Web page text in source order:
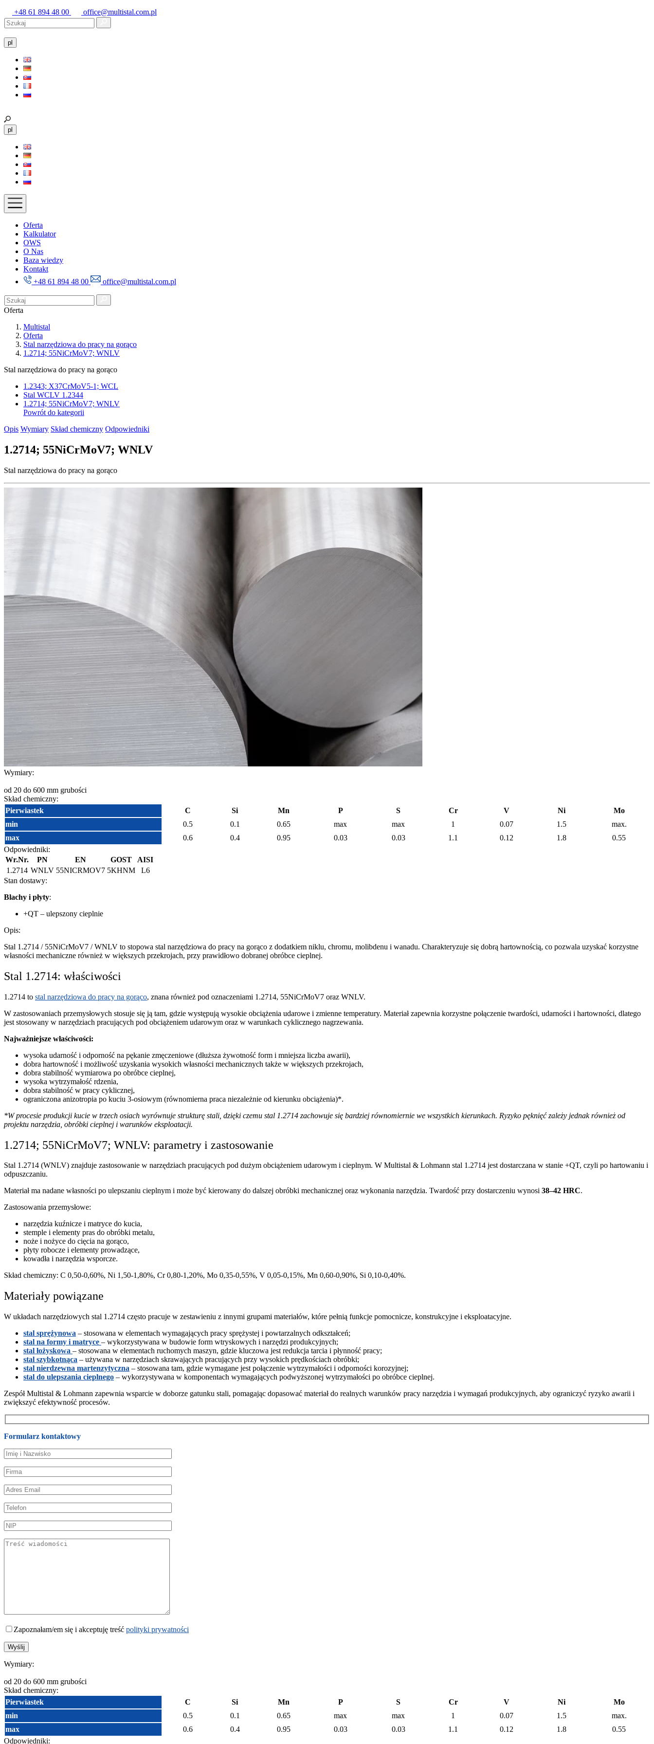
+48 61 894 48 00 office@multistal.com.pl
pl
pl
Oferta
Kalkulator
OWS
O Nas
Baza wiedzy
Kontakt
+48 61 894 48 00
office@multistal.com.pl
Oferta
Multistal
Oferta
Stal narzędziowa do pracy na gorąco
1.2714; 55NiCrMoV7; WNLV
Stal narzędziowa do pracy na gorąco
1.2343; X37CrMoV5-1; WCL
Stal WCLV 1.2344
1.2714; 55NiCrMoV7; WNLV
Powrót do kategorii
Opis Wymiary Skład chemiczny Odpowiedniki
1.2714; 55NiCrMoV7; WNLV
Stal narzędziowa do pracy na gorąco
Wymiary:
od 20 do 600 mm grubości
Skład chemiczny:
Pierwiastek
C Si Mn P S Cr V Ni
Mo
min
0.5 0.1 0.65 max max 1 0.07 1.5
max.
max
0.6 0.4 0.95 0.03 0.03 1.1 0.12 1.8
0.55
Odpowiedniki:
Wr.Nr.
PN EN GOST
AISI
1.2714 WNLV 55NICRMOV7 5KHNM
L6
Stan dostawy:
Blachy i płyty:
+QT – ulepszony cieplnie
Opis:
Stal 1.2714 / 55NiCrMoV7 / WNLV to stopowa stal narzędziowa do pracy na gorąco z dodatkiem niklu, chromu, molibdenu i wanadu. Charakteryzuje się dobrą hartownością, co pozwala uzyskać korzystne
własności mechaniczne również w większych przekrojach, przy prawidłowo dobranej obróbce cieplnej.
Stal 1.2714: właściwości
1.2714 to stal narzędziowa do pracy na gorąco, znana również pod oznaczeniami 1.2714, 55NiCrMoV7 oraz WNLV.
W zastosowaniach przemysłowych stosuje się ją tam, gdzie występują wysokie obciążenia udarowe i zmienne temperatury. Materiał zapewnia korzystne połączenie twardości, udarności i hartowności, dlatego
jest stosowany w narzędziach pracujących pod obciążeniem udarowym oraz w warunkach cyklicznego nagrzewania.
Najważniejsze właściwości:
wysoka udarność i odporność na pękanie zmęczeniowe (dłuższa żywotność form i mniejsza liczba awarii),
dobra hartowność i możliwość uzyskania wysokich własności mechanicznych także w większych przekrojach,
dobra stabilność wymiarowa po obróbce cieplnej,
wysoka wytrzymałość rdzenia,
dobra stabilność w pracy cyklicznej,
ograniczona anizotropia po kuciu 3-osiowym (równomierna praca niezależnie od kierunku obciążenia)*.
*W procesie produkcji kucie w trzech osiach wyrównuje strukturę stali, dzięki czemu stal 1.2714 zachowuje się bardziej równomiernie we wszystkich kierunkach. Ryzyko pęknięć zależy jednak również od
projektu narzędzia, obróbki cieplnej i warunków eksploatacji.
1.2714; 55NiCrMoV7; WNLV: parametry i zastosowanie
Stal 1.2714 (WNLV) znajduje zastosowanie w narzędziach pracujących pod dużym obciążeniem udarowym i cieplnym. W Multistal & Lohmann stal 1.2714 jest dostarczana w stanie +QT, czyli po hartowaniu i
odpuszczaniu.
Materiał ma nadane własności po ulepszaniu cieplnym i może być kierowany do dalszej obróbki mechanicznej oraz wykonania narzędzia. Twardość przy dostarczeniu wynosi 38–42 HRC.
Zastosowania przemysłowe:
narzędzia kuźnicze i matryce do kucia,
stemple i elementy pras do obróbki metalu,
noże i nożyce do cięcia na gorąco,
płyty robocze i elementy prowadzące,
kowadła i narzędzia wsporcze.
Skład chemiczny: C 0,50-0,60%, Ni 1,50-1,80%, Cr 0,80-1,20%, Mo 0,35-0,55%, V 0,05-0,15%, Mn 0,60-0,90%, Si 0,10-0,40%.
Materiały powiązane
W układach narzędziowych stal 1.2714 często pracuje w zestawieniu z innymi grupami materiałów, które pełnią funkcje pomocnicze, konstrukcyjne i eksploatacyjne.
stal sprężynowa – stosowana w elementach wymagających pracy sprężystej i powtarzalnych odkształceń;
stal na formy i matryce – wykorzystywana w budowie form wtryskowych i narzędzi produkcyjnych;
stal łożyskowa – stosowana w elementach ruchomych maszyn, gdzie kluczowa jest redukcja tarcia i płynność pracy;
stal szybkotnąca – używana w narzędziach skrawających pracujących przy wysokich prędkościach obróbki;
stal nierdzewna martenzytyczna – stosowana tam, gdzie wymagane jest połączenie wytrzymałości i odporności korozyjnej;
stal do ulepszania cieplnego – wykorzystywana w komponentach wymagających podwyższonej wytrzymałości po obróbce cieplnej.
Zespół Multistal & Lohmann zapewnia wsparcie w doborze gatunku stali, pomagając dopasować materiał do realnych warunków pracy narzędzia i wymagań produkcyjnych, aby ograniczyć ryzyko awarii i
zwiększyć efektywność procesów.
Formularz kontaktowy
Zapoznałam/em się i akceptuję treść polityki prywatności
Wymiary:
od 20 do 600 mm grubości
Skład chemiczny:
Pierwiastek
C Si Mn P S Cr V Ni
Mo
min
0.5 0.1 0.65 max max 1 0.07 1.5
max.
max
0.6 0.4 0.95 0.03 0.03 1.1 0.12 1.8
0.55
Odpowiedniki: